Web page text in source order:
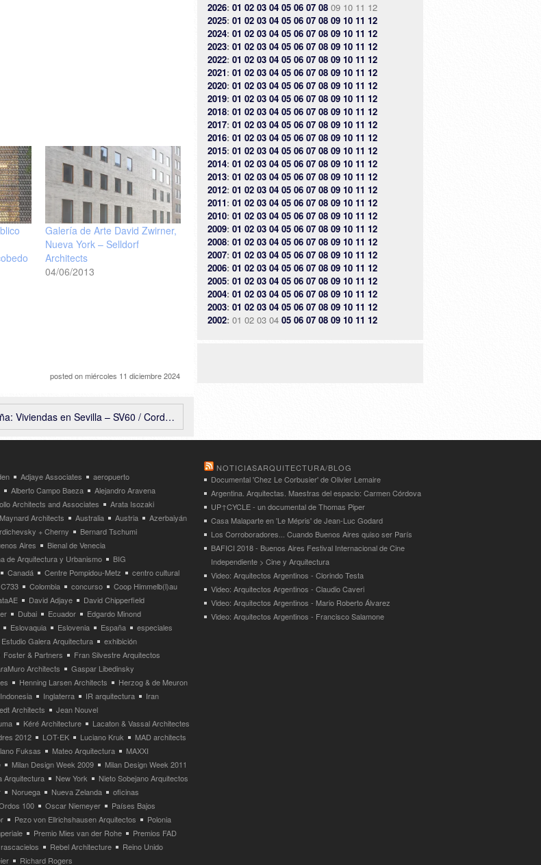
Galería de Arte David Zwirner,
Nueva York – Selldorf
Architects
04/06/2013
posted onmiércoles 11 diciembre 2024
Viviendas en Sevilla – SV60 / Cordón & Liñán Arquitectos
2026: 01 02 03 04 05 06 07 08 09 10 11 12
2025: 01 02 03 04 05 06 07 08 09 10 11 12
2024: 01 02 03 04 05 06 07 08 09 10 11 12
2023: 01 02 03 04 05 06 07 08 09 10 11 12
2022: 01 02 03 04 05 06 07 08 09 10 11 12
2021: 01 02 03 04 05 06 07 08 09 10 11 12
2020: 01 02 03 04 05 06 07 08 09 10 11 12
2019: 01 02 03 04 05 06 07 08 09 10 11 12
2018: 01 02 03 04 05 06 07 08 09 10 11 12
2017: 01 02 03 04 05 06 07 08 09 10 11 12
2016: 01 02 03 04 05 06 07 08 09 10 11 12
2015: 01 02 03 04 05 06 07 08 09 10 11 12
2014: 01 02 03 04 05 06 07 08 09 10 11 12
2013: 01 02 03 04 05 06 07 08 09 10 11 12
2012: 01 02 03 04 05 06 07 08 09 10 11 12
2011: 01 02 03 04 05 06 07 08 09 10 11 12
2010: 01 02 03 04 05 06 07 08 09 10 11 12
2009: 01 02 03 04 05 06 07 08 09 10 11 12
2008: 01 02 03 04 05 06 07 08 09 10 11 12
2007: 01 02 03 04 05 06 07 08 09 10 11 12
2006: 01 02 03 04 05 06 07 08 09 10 11 12
2005: 01 02 03 04 05 06 07 08 09 10 11 12
2004: 01 02 03 04 05 06 07 08 09 10 11 12
2003: 01 02 03 04 05 06 07 08 09 10 11 12
2002: 01 02 03 04 05 06 07 08 09 10 11 12
Adjaye Associates
aeropuerto
Alberto Campo Baeza
Alejandro Aravena
Architects and Associates
Arata Isozaki
Architects Australia Austria
Azerbaiyán
+ Cherny
Bernard Tschumi
Aires
Bienal de Venecia
de Arquitectura y Urbanismo
BIG
Canadá Centre Pompidou-Metz
centro cultural
Colombia concurso
Coop Himmelb(l)au
David Adjaye
David Chipperfield
Dubai Ecuador
Edgardo Minond
Eslovaquia Eslovenia España
especiales
Estudio Galera Arquitectura
exhibición
Foster & Partners
Fran Silvestre Arquitectos
Architects
Gaspar Libedinsky
Henning Larsen Architects
Herzog & de Meuron
Indonesia Inglaterra IR arquitectura
Iran
Architects
Jean Nouvel
Kéré Architecture
Lacaton & Vassal Architectes
2012 LOT-EK Luciano Kruk
MAD architects
Fuksas Mateo Arquitectura
MAXXI
Milan Design Week 2009
Milan Design Week 2011
Arquitectura New York
Nieto Sobejano Arquitectos
Noruega Nueva Zelanda
oficinas
100 Oscar Niemeyer
Países Bajos
Pezo von Ellrichshausen Arquitectos
Polonia
Premio Mies van der Rohe
Premios FAD
rascacielos Rebel Architecture
Reino Unido
Richard Rogers
NOTICIASARQUITECTURA/BLOG
Documental 'Chez Le Corbusier' de Olivier Lemaire
Argentina. Arquitectas. Maestras del espacio: Carmen Córdova
UP↑CYCLE - un documental de Thomas Piper
Casa Malaparte en 'Le Mépris' de Jean-Luc Godard
Los Corroboradores... Cuando Buenos Aires quiso ser París
BAFICI 2018 - Buenos Aires Festival Internacional de Cine
Independiente > Cine y Arquitectura
Video: Arquitectos Argentinos - Clorindo Testa
Video: Arquitectos Argentinos - Claudio Caveri
Video: Arquitectos Argentinos - Mario Roberto Álvarez
Video: Arquitectos Argentinos - Francisco Salamone